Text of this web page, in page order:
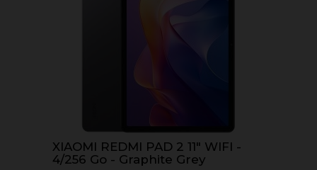
XIAOMI REDMI PAD 2 11" WIFI -
4/256 Go - Graphite Grey